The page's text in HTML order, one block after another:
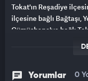
Tokat'ın Reşadiye
ilçesine bağlı Bağtaşı,
Gümüşhane'ye bağlı
Mustafapaşa beldeleri
Yorumlar 0